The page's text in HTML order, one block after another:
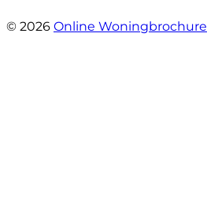
© 2026 Online Woningbrochure